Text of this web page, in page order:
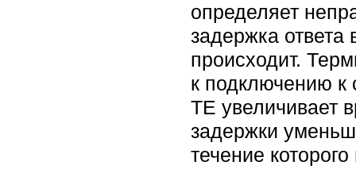
определяет
задержка
происходит.
к подключению к
TE увеличивает
задержки
течение